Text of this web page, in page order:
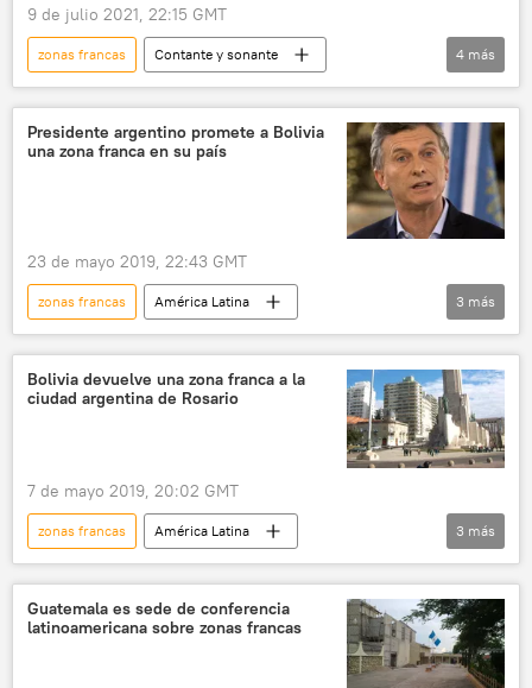
9 de julio 2021, 22:15 GMT
zonas francas
Contante y sonante
Honduras
Juan Orlando Hernández
desarrollo económico
mercado laboral
4 más
Presidente argentino promete a Bolivia
una zona franca en su país
23 de mayo 2019, 22:43 GMT
zonas francas
América Latina
Internacional
Argentina
Bolivia
noticias
3 más
Bolivia devuelve una zona franca a la
ciudad argentina de Rosario
7 de mayo 2019, 20:02 GMT
zonas francas
América Latina
Internacional
Bolivia
Argentina
noticias
3 más
Guatemala es sede de conferencia
latinoamericana sobre zonas francas